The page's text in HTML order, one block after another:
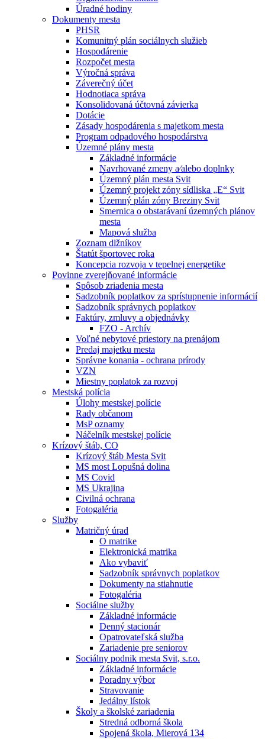
Úradné hodiny
Dokumenty mesta
PHSR
Komunitný plán sociálnych služieb
Hospodárenie
Rozpočet mesta
Výročná správa
Záverečný účet
Hodnotiaca správa
Konsolidovaná účtovná závierka
Dotácie
Zásady hospodárenia s majetkom mesta
Program odpadového hospodárstva
Územné plány mesta
Základné informácie
Navrhované zmeny a⁄alebo doplnky
Územný plán mesta Svit
Územný projekt zóny sídliska „E“ Svit
Územný plán zóny Breziny Svit
Smernica o obstarávaní územných plánov
mesta
Mapová služba
Zoznam dlžníkov
Štatút športovec roka
Koncepcia rozvoja v tepelnej energetike
Povinne zverejňované informácie
Spôsob zriadenia mesta
Sadzobník poplatkov za sprístupnenie informácií
Sadzobník správnych poplatkov
Faktúry, zmluvy a objednávky
FZO - Archív
Voľné nebytové priestory na prenájom
Predaj majetku mesta
Správne konania - ochrana prírody
VZN
Miestny poplatok za rozvoj
Mestská polícia
Úlohy mestskej polície
Rady občanom
MsP oznamy
Náčelník mestskej polície
Krízový štáb, CO
Krízový štáb Mesta Svit
MS most Lopušná dolina
MS Covid
MS Ukrajina
Civilná ochrana
Fotogaléria
Služby
Matričný úrad
O matrike
Elektronická matrika
Ako vybaviť
Sadzobník správnych poplatkov
Dokumenty na stiahnutie
Fotogaléria
Sociálne služby
Základné informácie
Denný stacionár
Opatrovateľská služba
Zariadenie pre seniorov
Sociálny podnik mesta Svit, s.r.o.
Základné informácie
Poradny výbor
Stravovanie
Jedálny lístok
Školy a školské zariadenia
Stredná odborná škola
Spojená škola, Mierová 134